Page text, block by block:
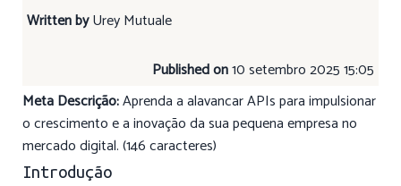
Written byUrey Mutuale
Published on10 setembro 2025 15:05
Meta Descrição:Aprenda a alavancar APIs para impulsionar
o crescimento e a inovação da sua pequena empresa no
mercado digital. (146 caracteres)
Introdução